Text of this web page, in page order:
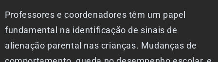
Professores e coordenadores têm um papel
fundamental na identificação de sinais de
alienação parental nas crianças. Mudanças de